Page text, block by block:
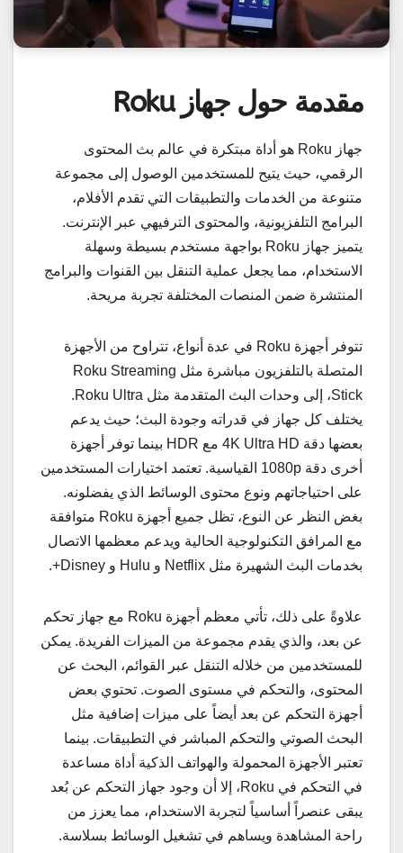
مقدمة حول جهاز Roku
جهاز Roku هو أداة مبتكرة في عالم بث المحتوى
الرقمي، حيث يتيح للمستخدمين الوصول إلى مجموعة
متنوعة من الخدمات والتطبيقات التي تقدم الأفلام،
البرامج التلفزيونية، والمحتوى الترفيهي عبر الإنترنت.
يتميز جهاز Roku بواجهة مستخدم بسيطة وسهلة
الاستخدام، مما يجعل عملية التنقل بين القنوات والبرامج
المنتشرة ضمن المنصات المختلفة تجربة مريحة.
تتوفر أجهزة Roku في عدة أنواع، تتراوح من الأجهزة
المتصلة بالتلفزيون مباشرة مثل Roku Streaming
Stick، إلى وحدات البث المتقدمة مثل Roku Ultra.
يختلف كل جهاز في قدراته وجودة البث؛ حيث يدعم
بعضها دقة 4K Ultra HD مع HDR بينما توفر أجهزة
أخرى دقة 1080p القياسية. تعتمد اختيارات المستخدمين
على احتياجاتهم ونوع محتوى الوسائط الذي يفضلونه.
بغض النظر عن النوع، تظل جميع أجهزة Roku متوافقة
مع المرافق التكنولوجية الحالية ويدعم معظمها الاتصال
بخدمات البث الشهيرة مثل Netflix و Hulu و Disney+.
علاوةً على ذلك، تأتي معظم أجهزة Roku مع جهاز تحكم
عن بعد، والذي يقدم مجموعة من الميزات الفريدة. يمكن
للمستخدمين من خلاله التنقل عبر القوائم، البحث عن
المحتوى، والتحكم في مستوى الصوت. تحتوي بعض
أجهزة التحكم عن بعد أيضاً على ميزات إضافية مثل
البحث الصوتي والتحكم المباشر في التطبيقات. بينما
تعتبر الأجهزة المحمولة والهواتف الذكية أداة مساعدة
في التحكم في Roku، إلا أن وجود جهاز التحكم عن بُعد
يبقى عنصراً أساسياً لتجربة الاستخدام، مما يعزز من
راحة المشاهدة ويساهم في تشغيل الوسائط بسلاسة.